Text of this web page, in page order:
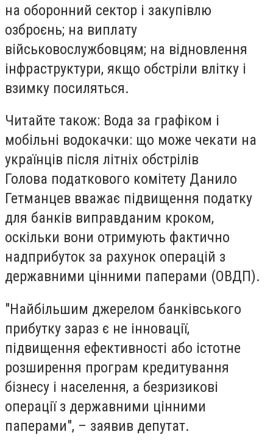
на оборонний сектор і закупівлю
озброєнь; на виплату
військовослужбовцям; на відновлення
інфраструктури, якщо обстріли влітку і
взимку посиляться.
Читайте також: Вода за графіком і
мобільні водокачки: що може чекати на
українців після літніх обстрілів
Голова податкового комітету Данило
Гетманцев вважає підвищення податку
для банків виправданим кроком,
оскільки вони отримують фактично
надприбуток за рахунок операцій з
державними цінними паперами (ОВДП).
"Найбільшим джерелом банківського
прибутку зараз є не інновації,
підвищення ефективності або істотне
розширення програм кредитування
бізнесу і населення, а безризикові
операції з державними цінними
паперами", – заявив депутат.